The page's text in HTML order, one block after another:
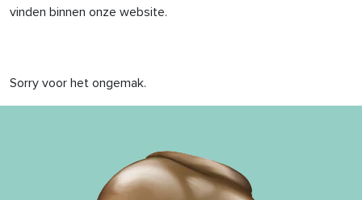
vinden binnen onze website.
Sorry voor het ongemak.